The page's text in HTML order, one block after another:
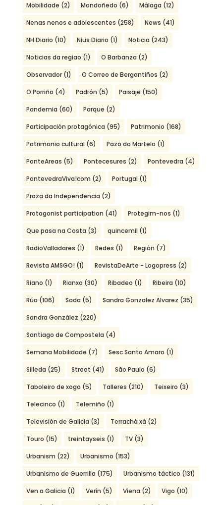
Mobilidade (2) Mondoñedo (6) Málaga (12)
Nenas nenos e adolescentes (258) News (41)
NH Diario (10) Nius Diario (1) Noticia (243)
Noticias da regiao (1) O Barbanza (2)
Observador(1) O Correo de Bergantiños (2)
O Porriño (4) Padrón (5) Paisaje (150)
Pandemia (60) Parque (2)
Participación protagónica (95) Patrimonio (168)
Patrimonio cultural (6) Pazo do Martelo (1)
PonteAreas (5) Pontecesures (2) Pontevedra (4)
PontevedraViva!com (2) Portugal (1)
Praza da Independencia (2)
Protagonist participation (41) Protegim-nos (1)
Que pasa na Costa (3) quincemil (1)
RadioValladares (1) Redes (1) Región (7)
Revista AMSGO! (1) RevistaDeArte - Logopress (2)
Riano (1) Rianxo (30) Ribadeo (1) Ribeira (10)
Rúa (106) Sada (5) Sandra Gonzalez Alvarez (35)
Sandra González (220)
Santiago de Compostela (4)
Semana Mobilidade (7) Sesc Santo Amaro (1)
Silleda (25) Street (41) São Paulo (6)
Taboleiro de xogo (5) Talleres (210) Teixeiro (3)
Telecinco (1) Telemiño (1)
Televisión de Galicia (3) Terrachá xá (2)
Touro (15) treintayseis (1) TV(3)
Urbanism (22) Urbanismo (153)
Urbanismo de Guerrilla (175) Urbanismo táctico (131)
Ven a Galicia (1) Verín (5) Viena (2) Vigo (10)